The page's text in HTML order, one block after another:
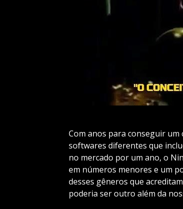
Com anos para conseguir
softwares diferentes que
no mercado por um ano, o
em números menores e um
desses gêneros que
poderia ser outro além da